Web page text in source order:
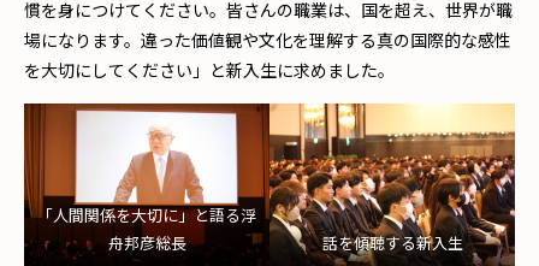
慣を身につけてください。皆さんの職業は、国を超え、世界が職
場になります。違った価値観や文化を理解する真の国際的な感性
を大切にしてください」と新入生に求めました。
「人間関係を大切に」と語る浮
舟邦彦総長
話を傾聴する新入生